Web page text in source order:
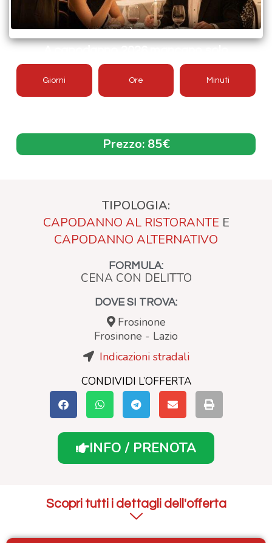
Giorni Ore Minuti
Prezzo: 85€
TIPOLOGIA:
CAPODANNO AL RISTORANTE E
CAPODANNO ALTERNATIVO
FORMULA:
CENA CON DELITTO
DOVE SI TROVA:
Frosinone
Frosinone - Lazio
Indicazioni stradali
CONDIVIDI L’OFFERTA
INFO / PRENOTA
Scopri tutti i dettagli dell'offerta